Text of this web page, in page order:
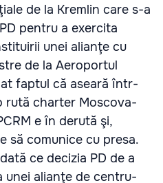
de la Kremlin care s-a
pentru a exercita
unei alianţe cu
de la Aeroportul
faptul că aseară într-
rută charter Moscova-
e în derută şi,
să comunice cu presa.
ce decizia PD de a
alianţe de centru-